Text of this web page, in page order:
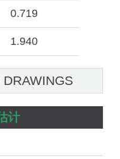
0.719
1.940
计